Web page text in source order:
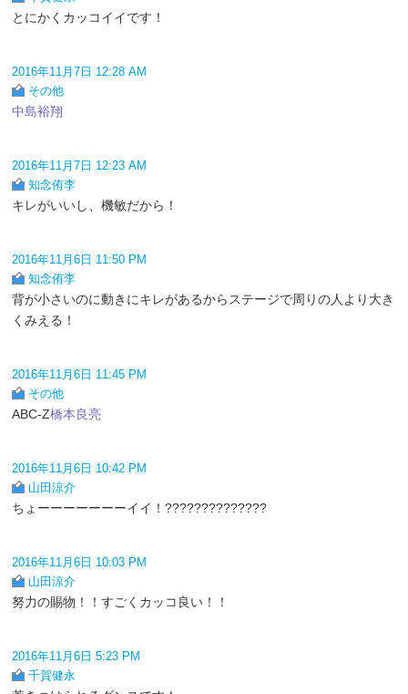
とにかくカッコイイです！
2016年11月7日 12:28 AM
その他
中島裕翔
2016年11月7日 12:23 AM
知念侑李
キレがいいし、機敏だから！
2016年11月6日 11:50 PM
知念侑李
背が小さいのに動きにキレがあるからステージで周りの人より大き
くみえる！
2016年11月6日 11:45 PM
その他
ABC-Z橋本良亮
2016年11月6日 10:42 PM
山田涼介
ちょーーーーーーーイイ！??????????????
2016年11月6日 10:03 PM
山田涼介
努力の賜物！！すごくカッコ良い！！
2016年11月6日 5:23 PM
千賀健永